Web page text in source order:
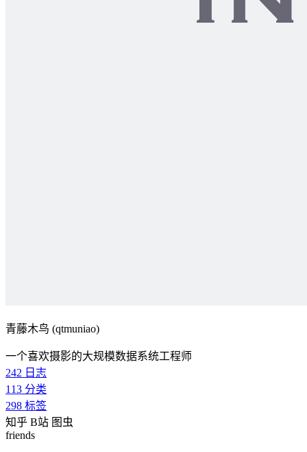
青藤木鸟 (qtmuniao)
一个喜欢摄影的大规模数据系统工程师
242 日志
113 分类
298 标签
知乎 B站 图虫
friends